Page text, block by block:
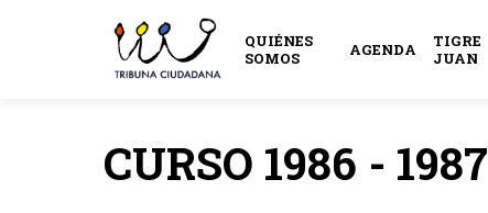
QUIÉNES
SOMOS
AGENDA
TIGRE
JUAN
CURSO 1986 - 1987